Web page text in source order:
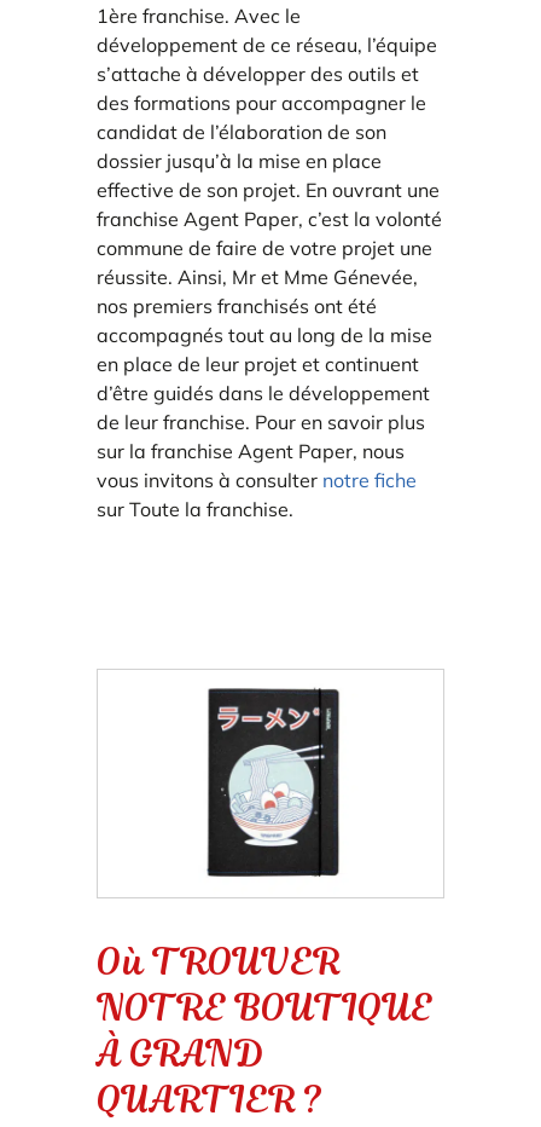
1ère franchise. Avec le
développement de ce réseau, l’équipe
s’attache à développer des outils et
des formations pour accompagner le
candidat de l’élaboration de son
dossier jusqu’à la mise en place
effective de son projet. En ouvrant une
franchise Agent Paper, c’est la volonté
commune de faire de votre projet une
réussite. Ainsi, Mr et Mme Génevée,
nos premiers franchisés ont été
accompagnés tout au long de la mise
en place de leur projet et continuent
d’être guidés dans le développement
de leur franchise. Pour en savoir plus
sur la franchise Agent Paper, nous
vous invitons à consulter notre fiche
sur Toute la franchise.
Où TROUVER
NOTRE BOUTIQUE
À GRAND
QUARTIER ?